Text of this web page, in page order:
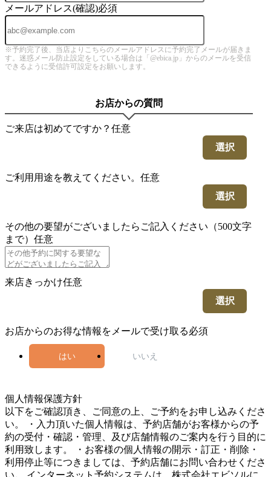
メールアドレス(確認)必須
※予約完了後、当店よりこちらのメールアドレスに予約完了メールが届きま
す。迷惑メール防止設定をしている場合は「@ebica.jp」からのメールを受信
できるように受信許可設定をお願いします。
お店からの質問
ご来店は初めてですか？ 任意
選択
ご利用用途を教えてください。 任意
選択
その他の要望がございましたらご記入ください（500文字
まで） 任意
来店きっかけ任意
選択
お店からのお得な情報をメールで受け取る必須
はい いいえ
個人情報保護方針
以下をご確認頂き、ご同意の上、ご予約をお申し込みくださ
い。 ・入力頂いた個人情報は、予約店舗がお客様からの予
約の受付・確認・管理、及び店舗情報のご案内を行う目的に
利用致します。 ・お客様の個人情報の開示・訂正・削除・
利用停止等につきましては、予約店舗にお問い合わせくださ